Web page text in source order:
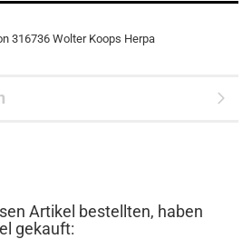
316736 Wolter Koops Herpa
Artikel bestellten, haben
gekauft: